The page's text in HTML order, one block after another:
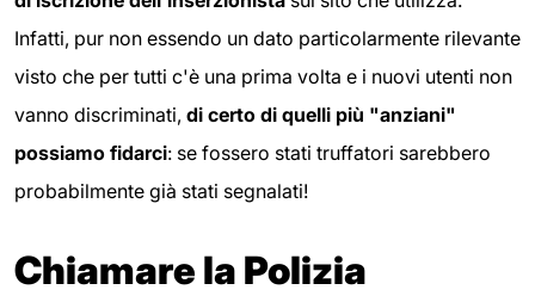
Infatti, pur non essendo un dato particolarmente rilevante
visto che per tutti c'è una prima volta e i nuovi utenti non
vanno discriminati, di certo di quelli più "anziani"
possiamo fidarci: se fossero stati truffatori sarebbero
probabilmente già stati segnalati!
Chiamare la Polizia